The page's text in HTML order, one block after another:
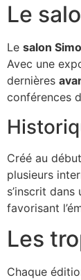
Le
Le salon
Avec une
dernières
conférences
Créé au
plusieurs
s’inscrit
favorisant
Les
Chaque